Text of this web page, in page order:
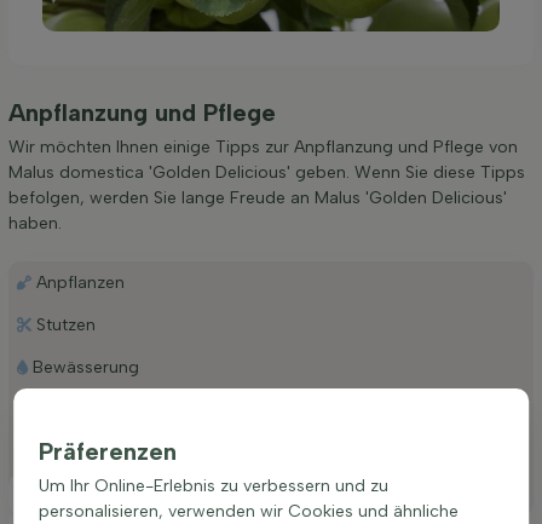
Anpflanzung und Pflege
Wir möchten Ihnen einige Tipps zur Anpflanzung und Pflege von
Malus domestica 'Golden Delicious' geben. Wenn Sie diese Tipps
befolgen, werden Sie lange Freude an Malus 'Golden Delicious'
haben.
Platzierung
Anpflanzen
Stutzen
Bewässerung
Besonderheiten
Präferenzen
Um Ihr Online-Erlebnis zu verbessern und zu
personalisieren, verwenden wir Cookies und ähnliche